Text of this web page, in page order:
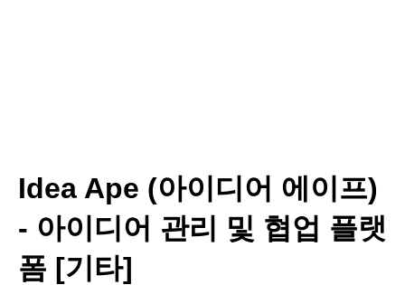
Idea Ape (아이디어 에이프)
- 아이디어 관리 및 협업 플랫
폼 [기타]